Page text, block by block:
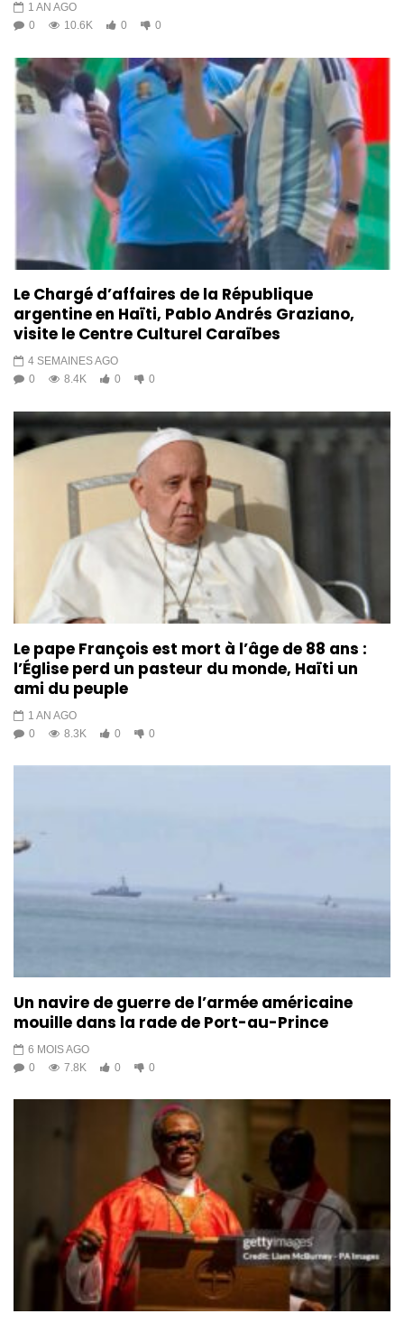
1 AN AGO
0
10.6K 0 0
Le Chargé d’affaires de la République
argentine en Haïti, Pablo Andrés Graziano,
visite le Centre Culturel Caraïbes
4 SEMAINES AGO
0
8.4K 0 0
Le pape François est mort à l’âge de 88 ans :
l’Église perd un pasteur du monde, Haïti un
ami du peuple
1 AN AGO
0
8.3K 0 0
Un navire de guerre de l’armée américaine
mouille dans la rade de Port-au-Prince
6 MOIS AGO
0
7.8K 0 0